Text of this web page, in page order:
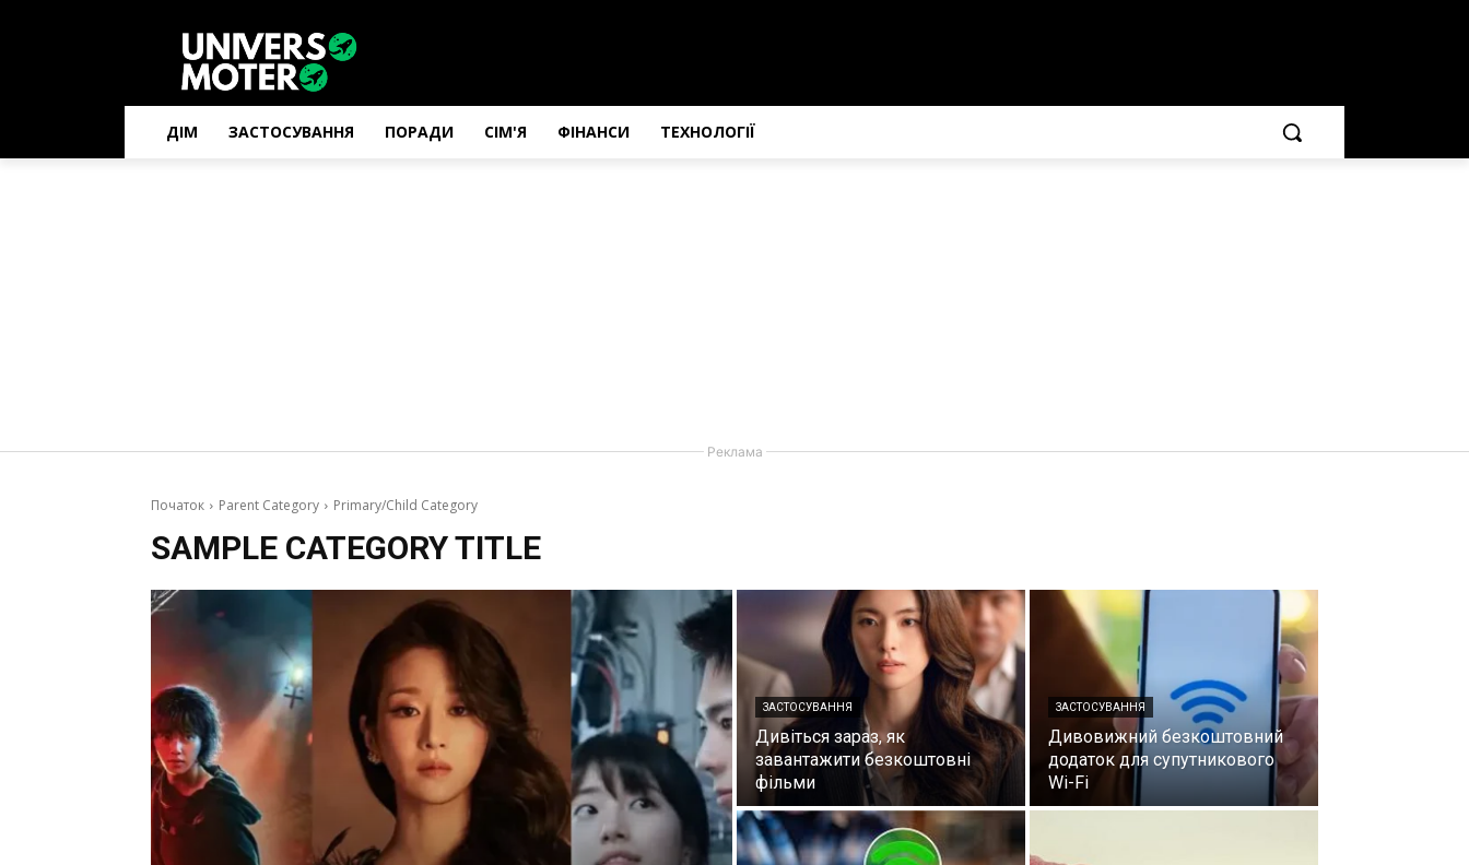
ДІМ ЗАСТОСУВАННЯ ПОРАДИ СІМ'Я ФІНАНСИ ТЕХНОЛОГІЇ
Реклама
Початок Parent Category Primary/Child Category
SAMPLE CATEGORY TITLE
ЗАСТОСУВАННЯ
Дивіться зараз, як
завантажити безкоштовні
фільми
ЗАСТОСУВАННЯ
Дивовижний безкоштовний
додаток для супутникового
Wi-Fi